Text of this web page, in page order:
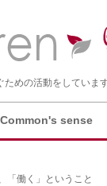
ための活動をしていま
Common's sense
「働く」ということ